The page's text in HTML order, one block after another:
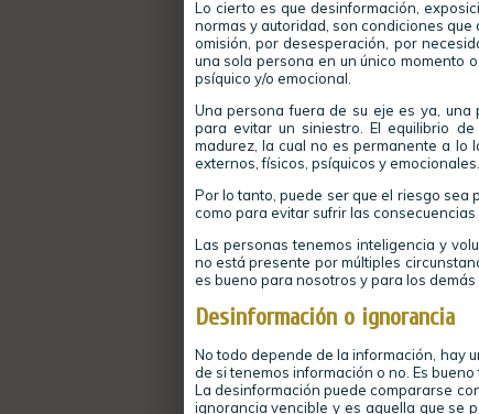
Lo cierto es que desinformación,
normas y autoridad, son condiciones
omisión, por desesperación, por
una sola persona en un único momento
psíquico y/o emocional.
Una persona fuera de su eje es ya,
para evitar un siniestro. El equilibrio
madurez, la cual no es permanente a lo
externos, físicos, psíquicos y emocionales.
Por lo tanto, puede ser que el riesgo sea
como para evitar sufrir las consecuencias
Las personas tenemos inteligencia y
no está presente por múltiples
es bueno para nosotros y para los
Desinformación o ignorancia
No todo depende de la información, hay
de si tenemos información o no. Es
La desinformación puede compararse
ignorancia vencible y es aquella que se